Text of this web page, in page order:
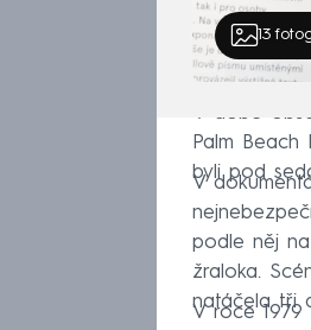
13
V době
Palm Beach
byli pod
V
podle něj
žraloka.
natáčela tři
V roce 1979